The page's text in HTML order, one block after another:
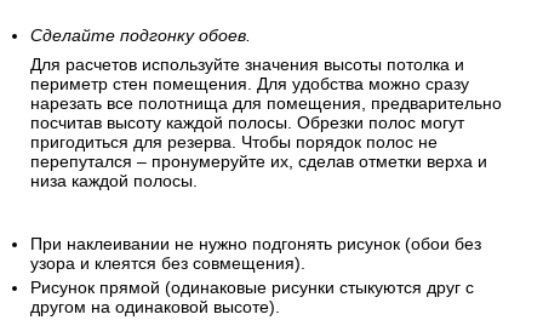
Сделайте подгонку обоев.
Для расчетов используйте значения высоты потолка и
периметр стен помещения. Для удобства можно сразу
нарезать все полотнища для помещения, предварительно
посчитав высоту каждой полосы. Обрезки полос могут
пригодиться для резерва. Чтобы порядок полос не
перепутался – пронумеруйте их, сделав отметки верха и
низа каждой полосы.
При наклеивании не нужно подгонять рисунок (обои без
узора и клеятся без совмещения).
Рисунок прямой (одинаковые рисунки стыкуются друг с
другом на одинаковой высоте).